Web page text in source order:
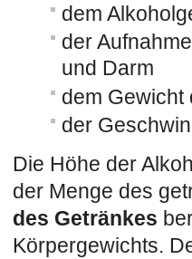
dem
der
und Darm
dem
der
Die Höhe der
der Menge des
des Getränkes
Körpergewichts.